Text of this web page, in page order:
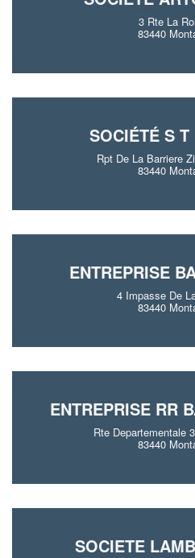
3 Rte La
83440
SOCIÉTÉ S
Rpt De La Barriere
83440
ENTREPRISE
4 Impasse De
83440
ENTREPRISE RR
Rte Departementale
83440
SOCIETE